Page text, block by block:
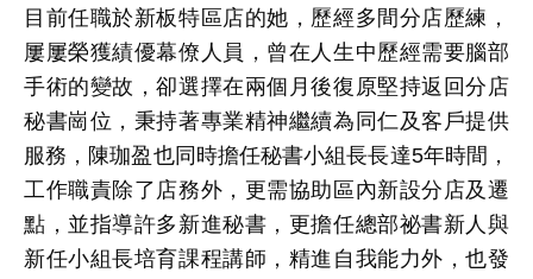
目前任職於新板特區店的她，歷經多間分店歷練，
屢屢榮獲績優幕僚人員，曾在人生中歷經需要腦部
手術的變故，卻選擇在兩個月後復原堅持返回分店
秘書崗位，秉持著專業精神繼續為同仁及客戶提供
服務，陳珈盈也同時擔任秘書小組長長達5年時間，
工作職責除了店務外，更需協助區內新設分店及遷
點，並指導許多新進秘書，更擔任總部祕書新人與
新任小組長培育課程講師，精進自我能力外，也發